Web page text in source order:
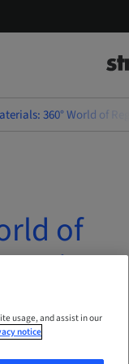
360° World of
of
-
usage, and assist in our
notice